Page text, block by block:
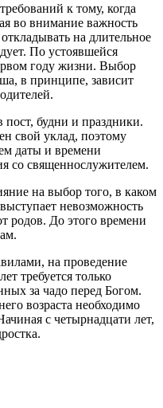
к тому, когда
во внимание важность
на длительное
По устоявшейся
году жизни. Выбор
в принципе, зависит
будни и праздники.
свой уклад, поэтому
даты и времени
со священнослужителем.
на выбор того, в каком
невозможность
родов. До этого времени
на проведение
требуется только
за чадо перед Богом.
возраста необходимо
с четырнадцати лет,